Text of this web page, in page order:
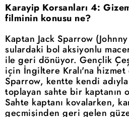
Karayip Korsanları 4:
filminin konusu ne?
Kaptan Jack Sparrow
sulardaki bol aksiyonlu
ile geri dönüyor. Gençlik
için İngiltere Kralı'na
Sparrow, kentte kendi
toplayan sahte bir kaptanın
Sahte kaptanı kovalarken,
geçmişinden geri gelen